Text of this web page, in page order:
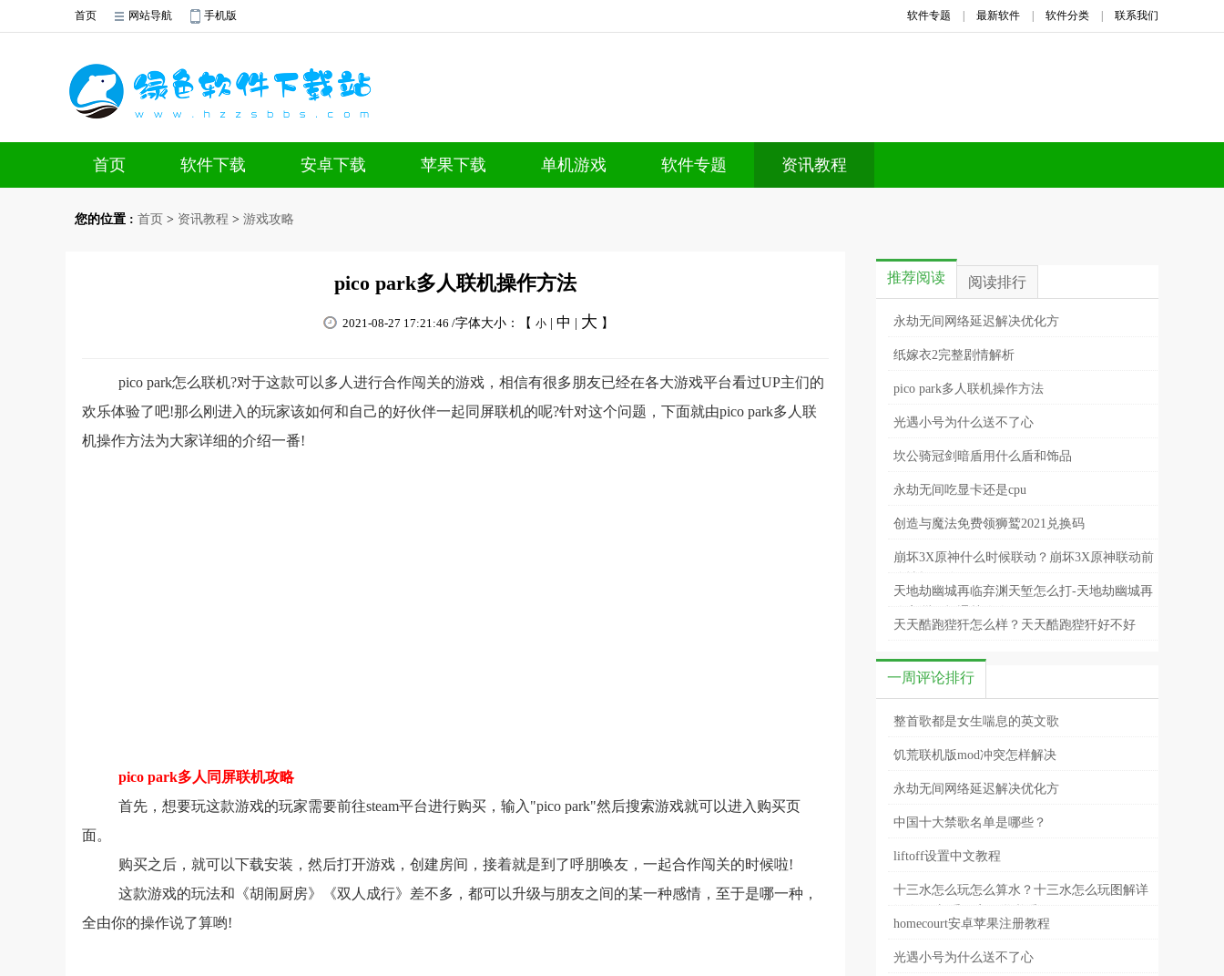
首页 网站导航 手机版 软件专题 最新软件 软件分类 联系我们
首页 软件下载 安卓下载 苹果下载 单机游戏 软件专题 资讯教程
您的位置 : 首页 > 资讯教程 > 游戏攻略
pico park多人联机操作方法
2021-08-27 17:21:46 /字体大小：【 小 中 大 】
pico park怎么联机?对于这款可以多人进行合作闯关的游戏，相信有很多朋友已经在各大游戏平台看过UP主们的
欢乐体验了吧!那么刚进入的玩家该如何和自己的好伙伴一起同屏联机的呢?针对这个问题，下面就由pico park多人联
机操作方法为大家详细的介绍一番!
pico park多人同屏联机攻略
首先，想要玩这款游戏的玩家需要前往steam平台进行购买，输入"pico park"然后搜索游戏就可以进入购买页
面。
购买之后，就可以下载安装，然后打开游戏，创建房间，接着就是到了呼朋唤友，一起合作闯关的时候啦!
这款游戏的玩法和《胡闹厨房》《双人成行》差不多，都可以升级与朋友之间的某一种感情，至于是哪一种，
全由你的操作说了算哟!
推荐阅读 阅读排行
永劫无间网络延迟解决优化方
纸嫁衣2完整剧情解析
pico park多人联机操作方法
光遇小号为什么送不了心
坎公骑冠剑暗盾用什么盾和饰品
永劫无间吃显卡还是cpu
创造与魔法免费领狮鹫2021兑换码
崩坏3X原神什么时候联动？崩坏3X原神联动前
天地劫幽城再临弃渊天堑怎么打-天地劫幽城再
天天酷跑狴犴怎么样？天天酷跑狴犴好不好
一周评论排行
整首歌都是女生喘息的英文歌
饥荒联机版mod冲突怎样解决
永劫无间网络延迟解决优化方
中国十大禁歌名单是哪些？
liftoff设置中文教程
十三水怎么玩怎么算水？十三水怎么玩图解详
homecourt安卓苹果注册教程
光遇小号为什么送不了心